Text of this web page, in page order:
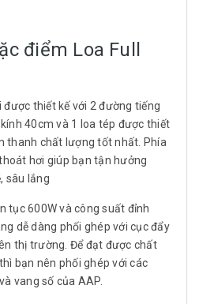
điểm Loa Full
được thiết kế với 2 đường tiếng
40cm và 1 loa tép được thiết
thanh chất lượng tốt nhất. Phía
hơi giúp bạn tận hưởng
sâu lắng
tục 600W và công suất đỉnh
dễ dàng phối ghép với cục đẩy
thị trường. Để đạt được chất
bạn nên phối ghép với các
vang số của AAP.